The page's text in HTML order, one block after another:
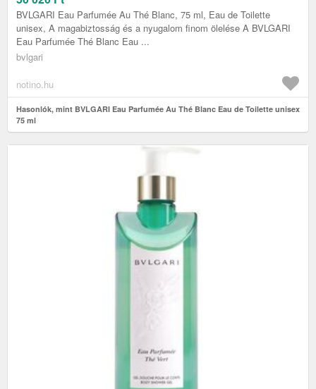
BVLGARI Eau Parfumée Au Thé Blanc, 75 ml, Eau de Toilette
unisex, A magabiztosság és a nyugalom finom ölelése A BVLGARI
Eau Parfumée Thé Blanc Eau ...
bvlgari
notino.hu
Hasonlók, mint BVLGARI Eau Parfumée Au Thé Blanc Eau de Toilette unisex
75 ml